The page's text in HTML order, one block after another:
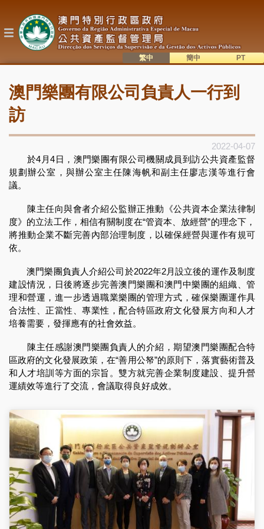
主
錄
澳門樂團有限公司負責人一行到
訪
2022-04-07
於4月4日，澳門樂團有限公司機關成員到訪公共資產監督
規劃辦公室，與辦公室主任陳海帆和副主任廖志漢等進行會
議。
陳主任向與會者介紹公監辦正推動《公共資本企業法律制
度》的立法工作，相信有關制度在“管資本、放經營”的理念下，
將推動企業不斷完善內部治理制度，以確保經營與運作有規可
依。
澳門樂團負責人介紹公司於2022年2月設立後的運作及制度
建設情況，日後將逐步完善澳門樂團和澳門中樂團的組織、管
理和營運，進一步透過職業樂團的管理方式，確保樂團運作具
合法性、正當性、專業性，配合特區政府文化發展方向和人才
培養需要，發揮應有的社會效益。
陳主任感謝澳門樂團負責人的介紹，期望澳門樂團配合特
區政府的文化發展政策，在“善用公帑”的原則下，落實藝術普及
和人才培訓等方面的宗旨。雙方就完善企業制度建設、提升營
運績效等進行了交流，會議取得良好成效。